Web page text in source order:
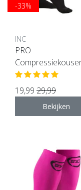
-33%
INC
PRO
zwart / groen
19,99 29,99
Bekijken